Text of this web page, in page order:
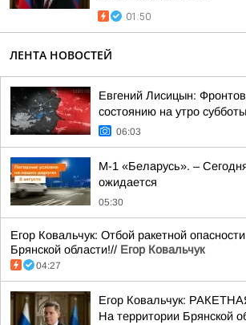
01:50
ЛЕНТА НОВОСТЕЙ
Евгений Лисицын:
состоянию на утро
06:03
М-1 «Беларусь». –
ожидается
05:30
Егор Ковальчук: Отбой ракетной
Брянской области!// Егор Ковальчук
04:27
Егор Ковальчук:
На территории Брянской